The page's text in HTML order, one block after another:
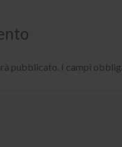
pubblicato. I campi